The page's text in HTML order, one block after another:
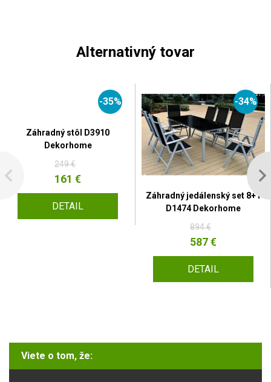
Alternativný tovar
-35%
Záhradný stôl D3910
Dekorhome
249 €
161 €
DETAIL
-34%
Záhradný jedálenský set 8+1
D1474 Dekorhome
894 €
587 €
DETAIL
Viete o tom, že: